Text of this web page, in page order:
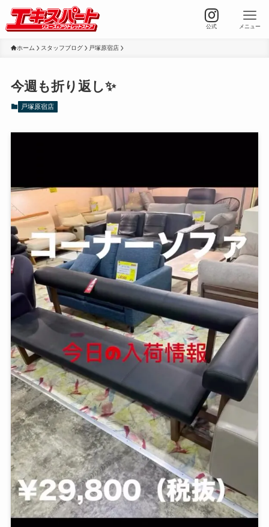
公式 メニュー
ホーム スタッフブログ 戸塚原宿店
今週も折り返し✨
戸塚原宿店